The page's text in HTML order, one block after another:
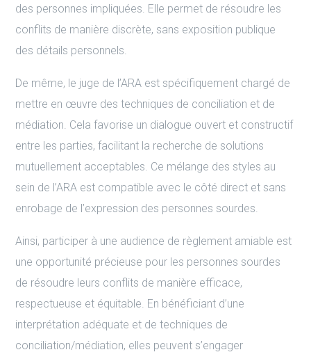
des personnes impliquées. Elle permet de résoudre les
conflits de manière discrète, sans exposition publique
des détails personnels.
De même, le juge de l’ARA est spécifiquement chargé de
mettre en œuvre des techniques de conciliation et de
médiation. Cela favorise un dialogue ouvert et constructif
entre les parties, facilitant la recherche de solutions
mutuellement acceptables. Ce mélange des styles au
sein de l’ARA est compatible avec le côté direct et sans
enrobage de l’expression des personnes sourdes.
Ainsi, participer à une audience de règlement amiable est
une opportunité précieuse pour les personnes sourdes
de résoudre leurs conflits de manière efficace,
respectueuse et équitable. En bénéficiant d’une
interprétation adéquate et de techniques de
conciliation/médiation, elles peuvent s’engager